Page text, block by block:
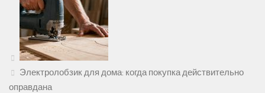
Электролобзик для дома: когда покупка действительно
оправдана